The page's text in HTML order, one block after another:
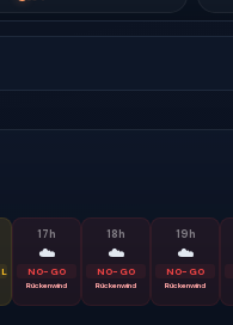
17h
☁️
NO-GO
Rückenwind
18h
☁️
NO-GO
Rückenwind
19h
☁️
NO-GO
Rückenwind